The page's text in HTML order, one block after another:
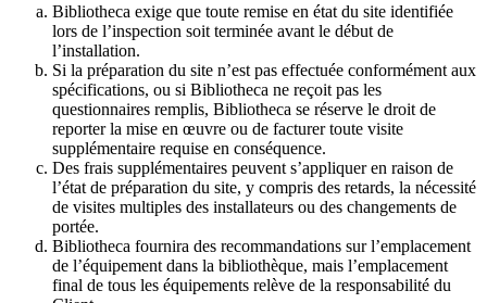
Bibliotheca exige que toute remise en état du site identifiée
lors de l’inspection soit terminée avant le début de
l’installation.
Si la préparation du site n’est pas effectuée conformément aux
spécifications, ou si Bibliotheca ne reçoit pas les
questionnaires remplis, Bibliotheca se réserve le droit de
reporter la mise en œuvre ou de facturer toute visite
supplémentaire requise en conséquence.
Des frais supplémentaires peuvent s’appliquer en raison de
l’état de préparation du site, y compris des retards, la nécessité
de visites multiples des installateurs ou des changements de
portée.
Bibliotheca fournira des recommandations sur l’emplacement
de l’équipement dans la bibliothèque, mais l’emplacement
final de tous les équipements relève de la responsabilité du